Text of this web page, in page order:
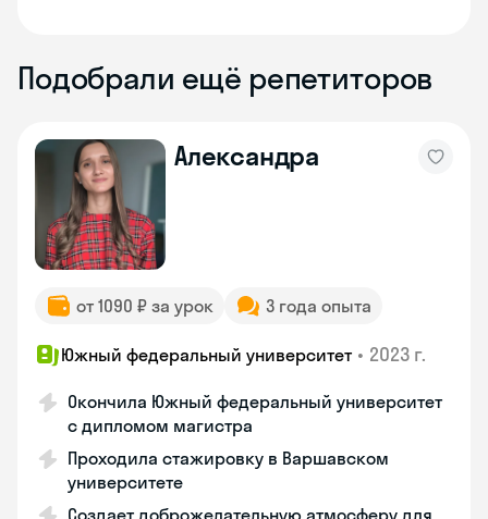
Подобрали ещё репетиторов
Александра
от 1090 ₽ за урок 3 года опыта
Южный федеральный университет • 2023 г.
Окончила Южный федеральный университет
с дипломом магистра
Проходила стажировку в Варшавском
университете
Создает доброжелательную атмосферу для